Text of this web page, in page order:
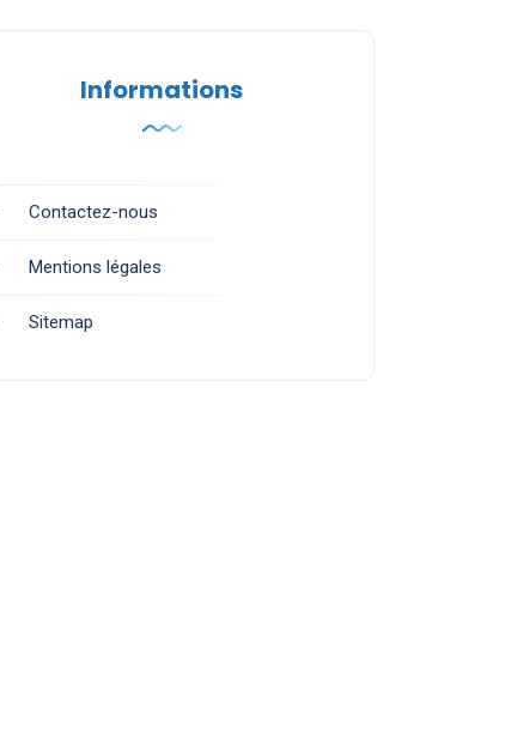
Informations
Contactez-nous
Mentions légales
Sitemap